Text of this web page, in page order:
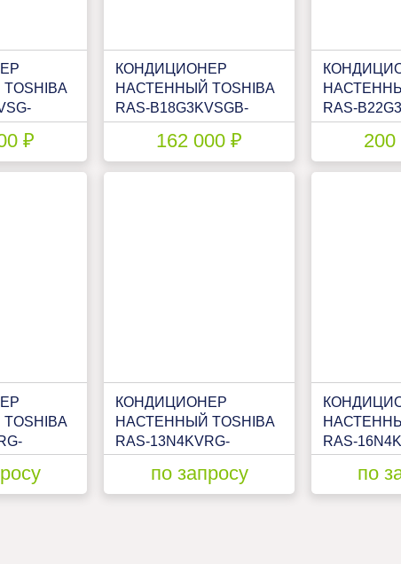
₽
КОНДИЦИОНЕР
НАСТЕННЫЙ TOSHIBA
RAS-B18G3KVSGB-
162 000 ₽
RAS-
200
КОНДИЦИОНЕР
НАСТЕННЫЙ TOSHIBA
RAS-13N4KVRG-
по запросу
RAS-
по